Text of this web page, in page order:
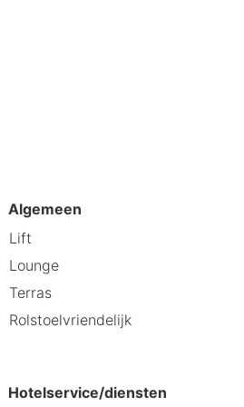
Algemeen
Lift
Lounge
Terras
Rolstoelvriendelijk
Hotelservice/diensten